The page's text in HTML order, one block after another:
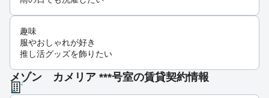
趣味
服やおしゃれが好き
推し活グッズを飾りたい
メゾン カメリア ***号室の賃貸契約情報